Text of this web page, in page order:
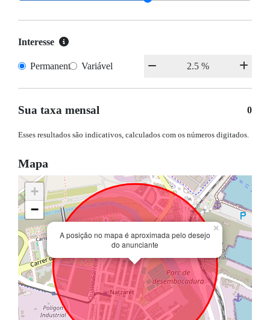
Interesse
Permanente Variável
Sua taxa mensal 0
Esses resultados são indicativos, calculados com os números digitados.
Mapa
A posição no mapa é aproximada pelo desejo
do anunciante
×
+
−